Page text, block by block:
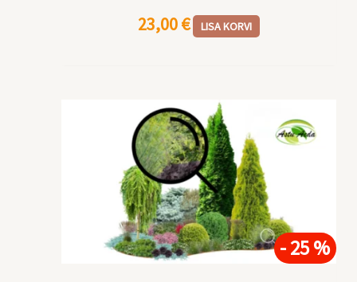
23,00€ LISA KORVI
- 25 %
Algne
hind
oli:
25,00 €.
Praegune
hind
on:
18,75 €.